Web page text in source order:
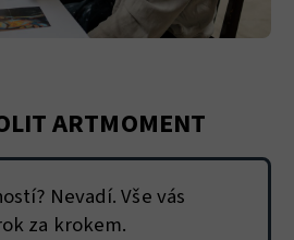
ARTMOMENT
Nevadí. Vše vás
za krokem.